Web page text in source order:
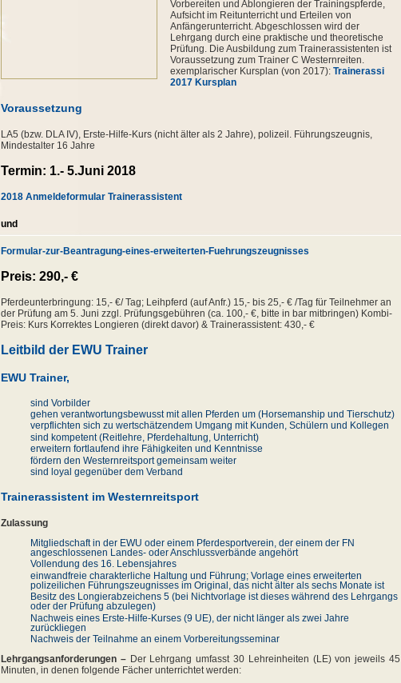
Vorbereiten und Ablongieren der Trainingspferde,
Aufsicht im Reitunterricht und Erteilen von
Anfängerunterricht. Abgeschlossen wird der
Lehrgang durch eine praktische und theoretische
Prüfung. Die Ausbildung zum Trainerassistenten ist
Voraussetzung zum Trainer C Westernreiten.
exemplarischer Kursplan (von 2017): Trainerassi
2017 Kursplan
Voraussetzung
LA5 (bzw. DLA IV), Erste-Hilfe-Kurs (nicht älter als 2 Jahre), polizeil. Führungszeugnis,
Mindestalter 16 Jahre
Termin: 1.- 5.Juni 2018
2018 Anmeldeformular Trainerassistent
und
Formular-zur-Beantragung-eines-erweiterten-Fuehrungszeugnisses
Preis: 290,- €
Pferdeunterbringung: 15,- €/ Tag; Leihpferd (auf Anfr.) 15,- bis 25,- € /Tag für Teilnehmer an
der Prüfung am 5. Juni zzgl. Prüfungsgebühren (ca. 100,- €, bitte in bar mitbringen) Kombi-
Preis: Kurs Korrektes Longieren (direkt davor) & Trainerassistent: 430,- €
Leitbild der EWU Trainer
EWU Trainer,
sind Vorbilder
gehen verantwortungsbewusst mit allen Pferden um (Horsemanship und Tierschutz)
verpflichten sich zu wertschätzendem Umgang mit Kunden, Schülern und Kollegen
sind kompetent (Reitlehre, Pferdehaltung, Unterricht)
erweitern fortlaufend ihre Fähigkeiten und Kenntnisse
fördern den Westernreitsport gemeinsam weiter
sind loyal gegenüber dem Verband
Trainerassistent im Westernreitsport
Zulassung
Mitgliedschaft in der EWU oder einem Pferdesportverein, der einem der FN
angeschlossenen Landes- oder Anschlussverbände angehört
Vollendung des 16. Lebensjahres
einwandfreie charakterliche Haltung und Führung; Vorlage eines erweiterten
polizeilichen Führungszeugnisses im Original, das nicht älter als sechs Monate ist
Besitz des Longierabzeichens 5 (bei Nichtvorlage ist dieses während des Lehrgangs
oder der Prüfung abzulegen)
Nachweis eines Erste-Hilfe-Kurses (9 UE), der nicht länger als zwei Jahre
zurückliegen
Nachweis der Teilnahme an einem Vorbereitungsseminar
Lehrgangsanforderungen – Der Lehrgang umfasst 30 Lehreinheiten (LE) von jeweils 45
Minuten, in denen folgende Fächer unterrichtet werden: